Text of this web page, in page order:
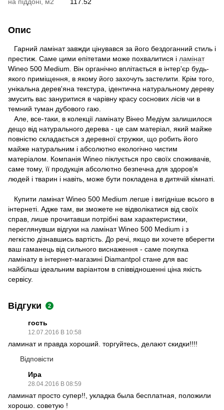
Опис
Гарний ламінат завжди цінувався за його бездоганний стиль і
престиж. Саме цими епітетами може похвалитися і ламінат
Wineo 500 Medium. Він органічно вплітається в інтер'єр будь-
якого приміщення, в якому його захочуть застелити. Крім того,
унікальна дерев'яна текстура, ідентична натуральному дереву
змусить вас зануритися в чарівну красу соснових лісів чи в
темний туман дубового гаю.
Але, все-таки, в колекції ламінату Вінео Медіум залишилося
дещо від натурального дерева - це сам матеріал, який майже
повністю складається з деревної стружки, що робить його
майже натуральним і абсолютно екологічно чистим
матеріалом. Компанія Wineo піклується про своїх споживачів,
саме тому, її продукція абсолютно безпечна для здоров'я
людей і тварин і навіть, може бути покладена в дитячій кімнаті.
Купити ламінат Wineo 500 Medium легше і вигідніше всього в
інтернеті. Адже там, ви зможете не відволікатися від своїх
справ, лише прочитавши потрібні вам характеристики,
переглянувши відгуки на ламінат Wineo 500 Medium і з
легкістю дізнавшись вартість. До речі, якщо ви хочете вберегти
ваш гаманець від сильного виснаження - саме покупка
ламінату в інтернет-магазині Diamantpol стане для вас
найбільш ідеальним варіантом в співвідношенні ціна якість
сервісу.
Відгуки 2
гость
12.07.2016 В 10:58
ламинат и правда хороший. торгуйтесь, делают скидки!!!!
Відповісти
Ира
28.04.2016 В 08:59
ламинат просто супер!!, укладка была бесплатная, положили
хорошо. советую !